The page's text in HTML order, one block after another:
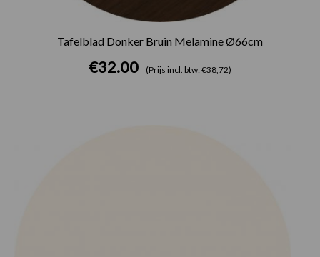
Tafelblad Donker Bruin Melamine Ø66cm
€32.00 (Prijs incl. btw: €38,72)